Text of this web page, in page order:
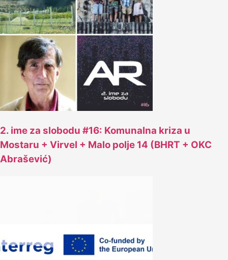
2. ime za slobodu #16: Komunalna kriza u
Mostaru + Virvel + Malo polje 14 (BHRT + OKC
Abrašević)